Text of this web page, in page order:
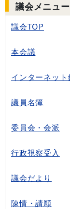
議会メニュー
議会TOP
本会議
インターネット
議員名簿
委員会・会派
行政視察受入
議会だより
陳情・請願